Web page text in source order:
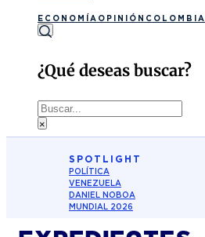
ECONOMÍA OPINIÓN COLOMBIA
¿Qué deseas buscar?
Buscar
×
SPOTLIGHT
POLÍTICA
VENEZUELA
DANIEL NOBOA
MUNDIAL 2026